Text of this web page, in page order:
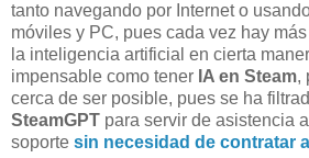
tanto navegando por Internet o
móviles y PC, pues cada vez hay
la inteligencia artificial en cierta
impensable como tener IA en Steam,
cerca de ser posible, pues se ha
SteamGPT para servir de asistencia
soporte sin necesidad de contratar